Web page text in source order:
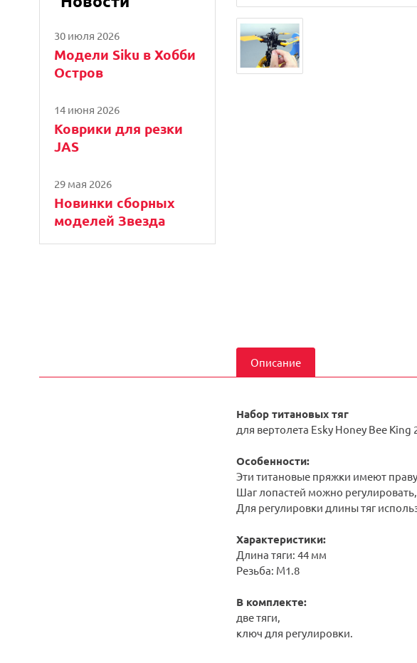
30 июля 2026
Модели Siku в Хобби
Остров
14 июня 2026
Коврики для резки
JAS
29 мая 2026
Новинки сборных
моделей Звезда
Описание
Набор титановых тяг
для вертолета Esky Honey Bee King
Особенности:
Эти титановые пряжки имеют
Шаг лопастей можно регулировать,
Для регулировки длины тяг
Характеристики:
Длина тяги: 44 мм
Резьба: M1.8
В комплекте:
две тяги,
ключ для регулировки.